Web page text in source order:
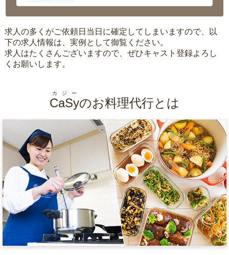
求人の多くがご依頼日当日に確定してしまいますので、以
下の求人情報は、実例として御覧ください。
求人はたくさんございますので、ぜひキャスト登録よろし
くお願いします。
CaSy
カジー
のお料理代行とは